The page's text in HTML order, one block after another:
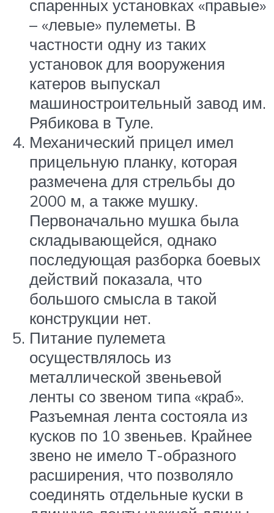
спаренных установках «правые»
– «левые» пулеметы. В
частности одну из таких
установок для вооружения
катеров выпускал
машиностроительный завод им.
Рябикова в Туле.
Механический прицел имел
прицельную планку, которая
размечена для стрельбы до
2000 м, а также мушку.
Первоначально мушка была
складывающейся, однако
последующая разборка боевых
действий показала, что
большого смысла в такой
конструкции нет.
Питание пулемета
осуществлялось из
металлической звеньевой
ленты со звеном типа «краб».
Разъемная лента состояла из
кусков по 10 звеньев. Крайнее
звено не имело Т-образного
расширения, что позволяло
соединять отдельные куски в